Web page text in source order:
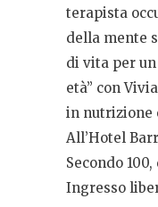
terapista
della mente
di vita per
età” con
in nutrizione
All’Hotel
Secondo 100,
Ingresso